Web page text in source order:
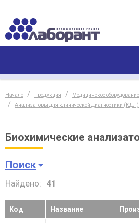
Начало Продукция
Медицинское оборудование
Анализаторы для клинической диагностики (КДЛ)
Биохимические
Поиск
Найдено: 41
Код Название